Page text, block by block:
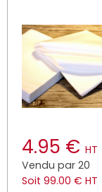
4.95 € HT
Vendu par 20
Soit 99.00 € HT